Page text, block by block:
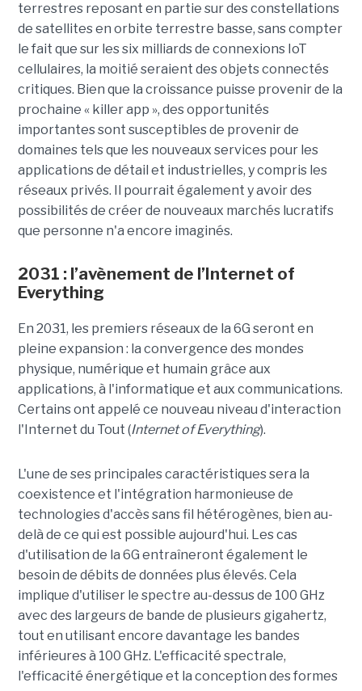
terrestres reposant en partie sur des constellations
de satellites en orbite terrestre basse, sans compter
le fait que sur les six milliards de connexions IoT
cellulaires, la moitié seraient des objets connectés
critiques. Bien que la croissance puisse provenir de la
prochaine « killer app », des opportunités
importantes sont susceptibles de provenir de
domaines tels que les nouveaux services pour les
applications de détail et industrielles, y compris les
réseaux privés. Il pourrait également y avoir des
possibilités de créer de nouveaux marchés lucratifs
que personne n'a encore imaginés.
2031 : l’avènement de l’Internet of
Everything
En 2031, les premiers réseaux de la 6G seront en
pleine expansion : la convergence des mondes
physique, numérique et humain grâce aux
applications, à l'informatique et aux communications.
Certains ont appelé ce nouveau niveau d'interaction
l'Internet du Tout (Internet of Everything).
L'une de ses principales caractéristiques sera la
coexistence et l'intégration harmonieuse de
technologies d'accès sans fil hétérogènes, bien au-
delà de ce qui est possible aujourd'hui. Les cas
d'utilisation de la 6G entraîneront également le
besoin de débits de données plus élevés. Cela
implique d'utiliser le spectre au-dessus de 100 GHz
avec des largeurs de bande de plusieurs gigahertz,
tout en utilisant encore davantage les bandes
inférieures à 100 GHz. L'efficacité spectrale,
l'efficacité énergétique et la conception des formes